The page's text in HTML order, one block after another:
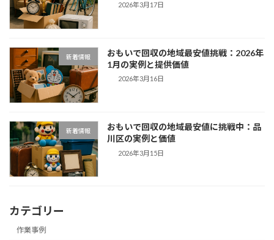
2026年3月17日
新着情報
おもいで回収の地域最安値挑戦：2026年
1月の実例と提供価値
2026年3月16日
新着情報
おもいで回収の地域最安値に挑戦中：品
川区の実例と価値
2026年3月15日
カテゴリー
作業事例